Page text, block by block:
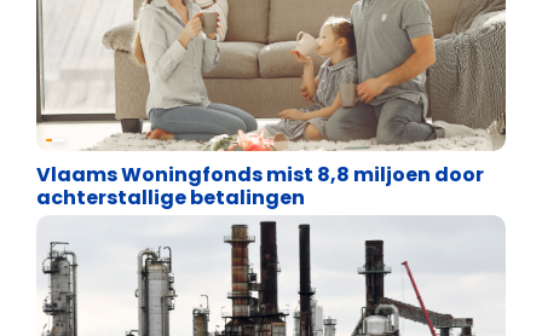
Financiële vrijheid
Vlaams Woningfonds mist 8,8 miljoen door
achterstallige betalingen